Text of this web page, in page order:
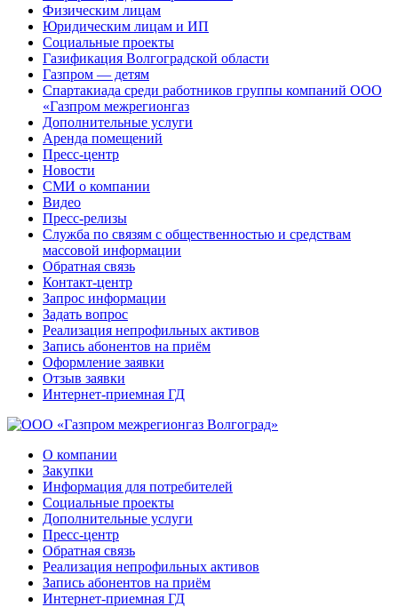
Физическим лицам
Юридическим лицам и ИП
Социальные проекты
Газификация Волгоградской области
Газпром — детям
Спартакиада среди работников группы компаний ООО
«Газпром межрегионгаз
Дополнительные услуги
Аренда помещений
Пресс-центр
Новости
СМИ о компании
Видео
Пресс-релизы
Служба по связям с общественностью и средствам
массовой информации
Обратная связь
Контакт-центр
Запрос информации
Задать вопрос
Реализация непрофильных активов
Запись абонентов на приём
Оформление заявки
Отзыв заявки
Интернет-приемная ГД
О компании
Закупки
Информация для потребителей
Социальные проекты
Дополнительные услуги
Пресс-центр
Обратная связь
Реализация непрофильных активов
Запись абонентов на приём
Интернет-приемная ГД